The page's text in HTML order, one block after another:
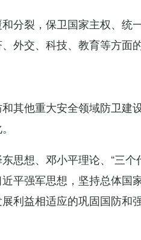
分裂，保卫国家主权、统
外交、科技、教育等方面
其他重大安全领域防卫建
想、邓小平理论、“三个
平强军思想，坚持总体国
利益相适应的巩固国防和